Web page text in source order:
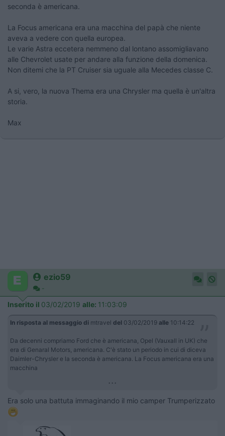
seconda è americana.
La Focus americana era una macchina del papà che niente
aveva a vedere con quella europea.
Le varie Astra eccetera nemmeno dal lontano assomigliavano
alle Chevrolet usate per andare alla funzione della domenica.
Non ditemi che la PT Cruiser sia uguale alla Mecedes classe C.
A si, vero, la nuova Thema era una Chrysler ma quella è un'altra
storia.
Max
ezio59
-
Inserito il 03/02/2019 alle: 11:03:09
In risposta al messaggio di mtravel del 03/02/2019 alle 10:14:22
Da decenni compriamo Ford che è americana, Opel (Vauxall in UK) che
era di Genaral Motors, americana. C'è stato un periodo in cui di diceva
Daimler-Chrysler e la seconda è americana. La Focus americana era una
macchina
...
Era solo una battuta immaginando il mio camper Trumperizzato